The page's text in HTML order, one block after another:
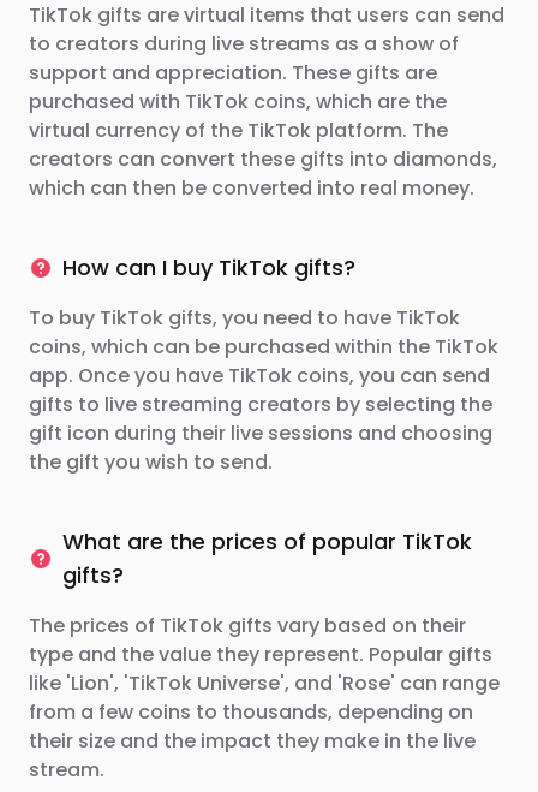
TikTok gifts are virtual items that users can send
to creators during live streams as a show of
support and appreciation. These gifts are
purchased with TikTok coins, which are the
virtual currency of the TikTok platform. The
creators can convert these gifts into diamonds,
which can then be converted into real money.
How can I buy TikTok gifts?
To buy TikTok gifts, you need to have TikTok
coins, which can be purchased within the TikTok
app. Once you have TikTok coins, you can send
gifts to live streaming creators by selecting the
gift icon during their live sessions and choosing
the gift you wish to send.
What are the prices of popular TikTok
gifts?
The prices of TikTok gifts vary based on their
type and the value they represent. Popular gifts
like 'Lion', 'TikTok Universe', and 'Rose' can range
from a few coins to thousands, depending on
their size and the impact they make in the live
stream.